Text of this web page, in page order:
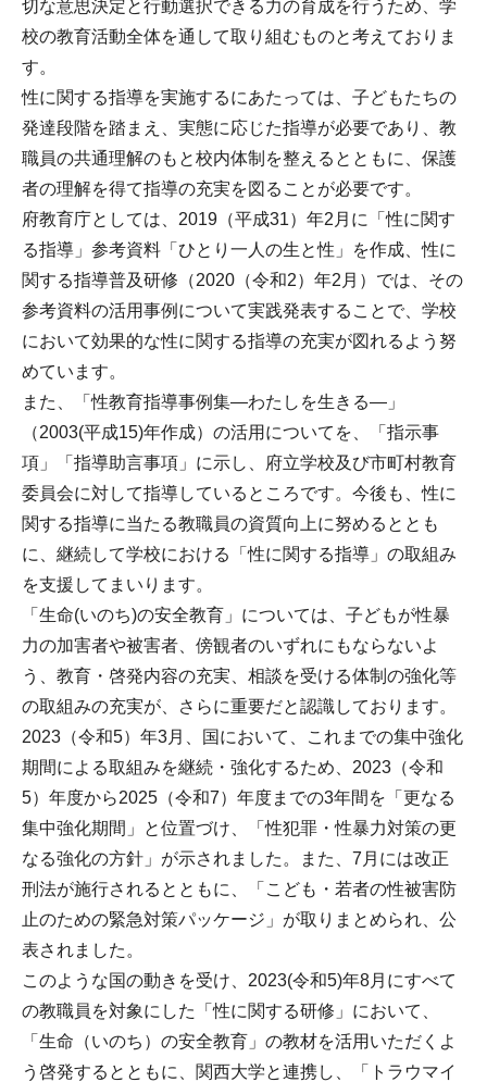
切な意思決定と行動選択できる力の育成を行うため、学
校の教育活動全体を通して取り組むものと考えておりま
す。
性に関する指導を実施するにあたっては、子どもたちの
発達段階を踏まえ、実態に応じた指導が必要であり、教
職員の共通理解のもと校内体制を整えるとともに、保護
者の理解を得て指導の充実を図ることが必要です。
府教育庁としては、2019（平成31）年2月に「性に関す
る指導」参考資料「ひとり一人の生と性」を作成、性に
関する指導普及研修（2020（令和2）年2月）では、その
参考資料の活用事例について実践発表することで、学校
において効果的な性に関する指導の充実が図れるよう努
めています。
また、「性教育指導事例集―わたしを生きる―」
（2003(平成15)年作成）の活用についてを、「指示事
項」「指導助言事項」に示し、府立学校及び市町村教育
委員会に対して指導しているところです。今後も、性に
関する指導に当たる教職員の資質向上に努めるととも
に、継続して学校における「性に関する指導」の取組み
を支援してまいります。
「生命(いのち)の安全教育」については、子どもが性暴
力の加害者や被害者、傍観者のいずれにもならないよ
う、教育・啓発内容の充実、相談を受ける体制の強化等
の取組みの充実が、さらに重要だと認識しております。
2023（令和5）年3月、国において、これまでの集中強化
期間による取組みを継続・強化するため、2023（令和
5）年度から2025（令和7）年度までの3年間を「更なる
集中強化期間」と位置づけ、「性犯罪・性暴力対策の更
なる強化の方針」が示されました。また、7月には改正
刑法が施行されるとともに、「こども・若者の性被害防
止のための緊急対策パッケージ」が取りまとめられ、公
表されました。
このような国の動きを受け、2023(令和5)年8月にすべて
の教職員を対象にした「性に関する研修」において、
「生命（いのち）の安全教育」の教材を活用いただくよ
う啓発するとともに、関西大学と連携し、「トラウマイ